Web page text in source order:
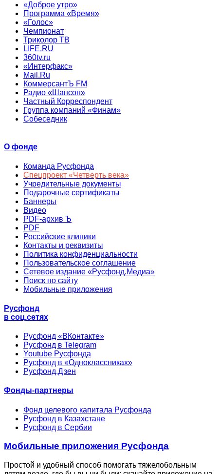
«Доброе утро»
Программа «Время»
«Голос»
Чемпионат
Триколор ТВ
LIFE.RU
360tv.ru
«Интерфакс»
Mail.Ru
КоммерсантЪ FM
Радио «Шансон»
Частный Корреспондент
Группа компаний «Финам»
Собеседник
О фонде
Команда Русфонда
Спецпроект «Четверть века»
Учредительные документы
Подарочные сертификаты
Баннеры
Видео
PDF-архив Ъ
PDF
Российские клиники
Контакты и реквизиты
Политика конфиденциальности
Пользовательское соглашение
Сетевое издание «Русфонд.Медиа»
Поиск по сайту
Мобильные приложения
Русфонд
в соц.сетях
Русфонд «ВКонтакте»
Русфонд в Telegram
Youtube Русфонда
Русфонд в «Одноклассниках»
Русфонд.Дзен
Фонды-партнеры
Фонд целевого капитала Русфонда
Русфонд в Казахстане
Русфонд в Сербии
Мобильные приложения Русфонда
Простой и удобный способ помогать тяжелобольным